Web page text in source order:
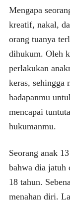
Mengapa
kreatif, nakal,
orang tuanya
dihukum. Oleh
perlakukan
keras, sehingga
hadapanmu
mencapai
hukumanmu.
Seorang anak
bahwa dia jatuh
18 tahun.
menahan diri.